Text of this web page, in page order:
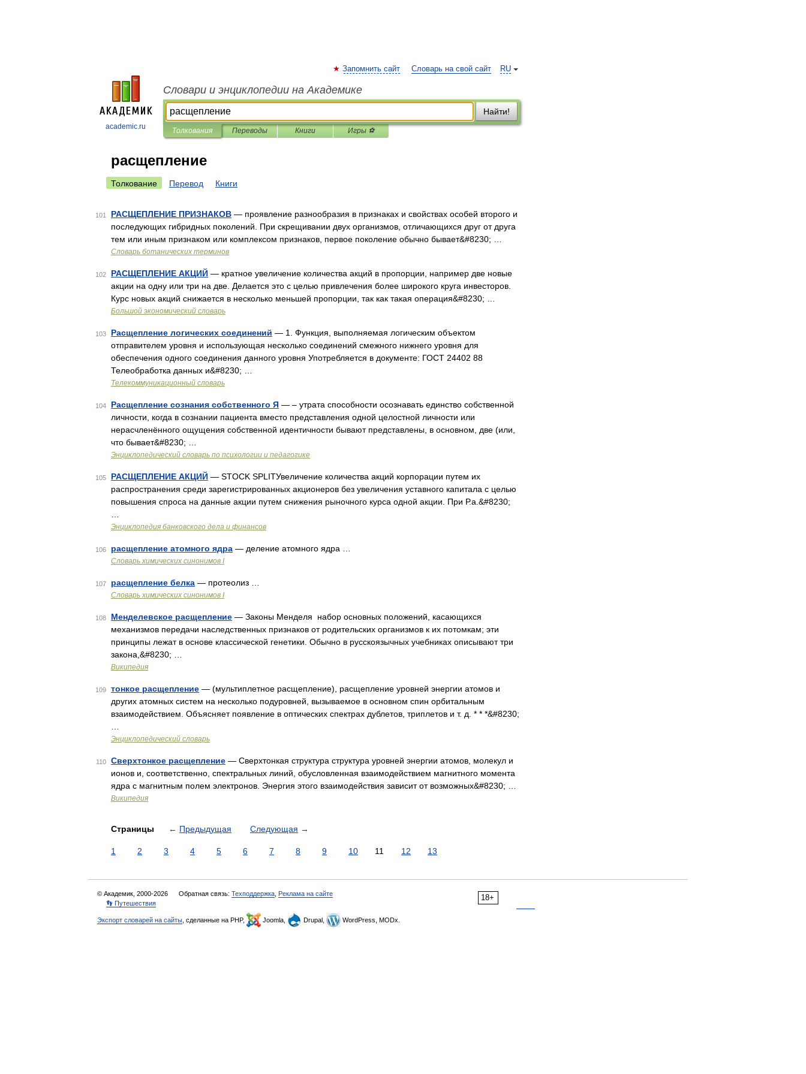
academic.ru
RU
Запомнить сайт Словарь на свой сайт
Словари и энциклопедии на Академике
Найти!
Толкования Переводы Книги Игры ⚽
расщепление
Толкование Перевод Книги
101 РАСЩЕПЛЕНИЕ ПРИЗНАКОВ — проявление разнообразия в признаках и свойствах особей второго и
последующих гибридных поколений. При скрещивании двух организмов, отличающихся друг от друга
тем или иным признаком или комплексом признаков, первое поколение обычно бывает&#8230; …
Словарь ботанических терминов
102 РАСЩЕПЛЕНИЕ АКЦИЙ — кратное увеличение количества акций в пропорции, например две новые
акции на одну или три на две. Делается это с целью привлечения более широкого круга инвесторов.
Курс новых акций снижается в несколько меньшей пропорции, так как такая операция&#8230; …
Большой экономический словарь
103 Расщепление логических соединений — 1. Функция, выполняемая логическим объектом
отправителем уровня и использующая несколько соединений смежного нижнего уровня для
обеспечения одного соединения данного уровня Употребляется в документе: ГОСТ 24402 88
Телеобработка данных и&#8230; …
Телекоммуникационный словарь
104 Расщепление сознания собственного Я — – утрата способности осознавать единство собственной
личности, когда в сознании пациента вместо представления одной целостной личности или
нерасчленённого ощущения собственной идентичности бывают представлены, в основном, две (или,
что бывает&#8230; …
Энциклопедический словарь по психологии и педагогике
105 РАСЩЕПЛЕНИЕ АКЦИЙ — STOCK SPLITУвеличение количества акций корпорации путем их
распространения среди зарегистрированных акционеров без увеличения уставного капитала с целью
повышения спроса на данные акции путем снижения рыночного курса одной акции. При Р.а.&#8230;
Энциклопедия банковского дела и финансов
106 расщепление атомного ядра — деление атомного ядра …
Cловарь химических синонимов I
107 расщепление белка — протеолиз …
Cловарь химических синонимов I
108 Менделевское расщепление — Законы Менделя набор основных положений, касающихся
механизмов передачи наследственных признаков от родительских организмов к их потомкам; эти
принципы лежат в основе классической генетики. Обычно в русскоязычных учебниках описывают три
закона,&#8230; …
Википедия
109 тонкое расщепление — (мультиплетное расщепление), расщепление уровней энергии атомов и
других атомных систем на несколько подуровней, вызываемое в основном спин орбитальным
взаимодействием. Объясняет появление в оптических спектрах дублетов, триплетов и т. д. * * *&#8230;
Энциклопедический словарь
110 Сверхтонкое расщепление — Сверхтонкая структура структура уровней энергии атомов, молекул и
ионов и, соответственно, спектральных линий, обусловленная взаимодействием магнитного момента
ядра с магнитным полем электронов. Энергия этого взаимодействия зависит от возможных&#8230; …
Википедия
Страницы ← Предыдущая Следующая →
1 2 3 4 5 6 7 8 9 10 11 12 13
18+
© Академик, 2000-2026 Обратная связь: Техподдержка Реклама на сайте
👣 Путешествия
Экспорт словарей на сайты , сделанные на PHP, Joomla, Drupal, WordPress, MODx.